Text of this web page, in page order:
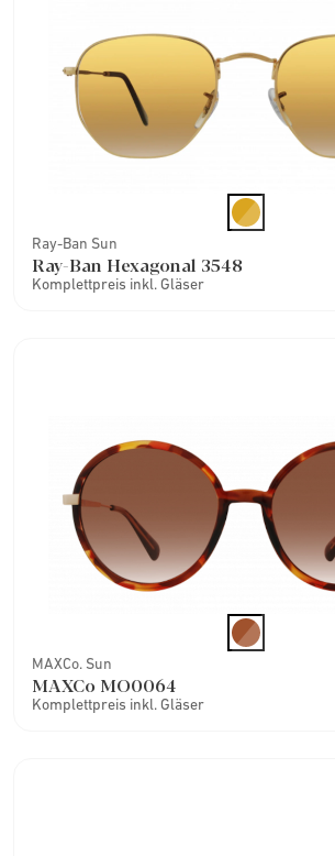
Ray-Ban Sun
Ray-Ban Hexagonal 3548
Komplettpreis inkl. Gläser
MAXCo. Sun
MAXCo MO0064
Komplettpreis inkl. Gläser